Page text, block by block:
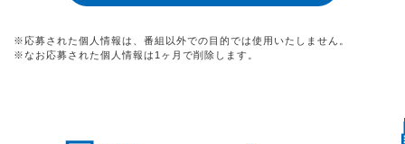
※応募された個人情報は、番組以外での目的では使用いたしません。
※なお応募された個人情報は1ヶ月で削除します。